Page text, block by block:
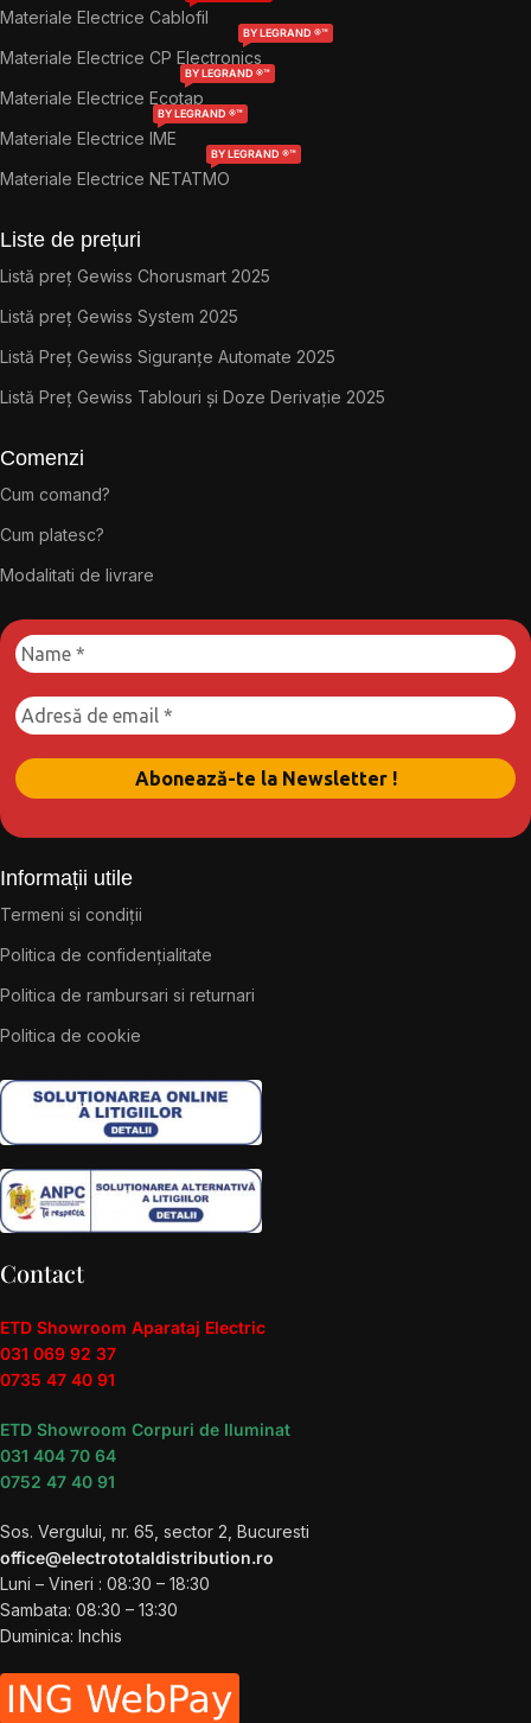
Materiale Electrice Cablofil
Materiale Electrice CP Electronics
BY LEGRAND ®™
Materiale Electrice Ecotap
BY LEGRAND ®™
Materiale Electrice IME
BY LEGRAND ®™
Materiale Electrice NETATMO
BY LEGRAND ®™
Liste de prețuri
Listă preț Gewiss Chorusmart 2025
Listă preț Gewiss System 2025
Listă Preț Gewiss Siguranțe Automate 2025
Listă Preț Gewiss Tablouri și Doze Derivație 2025
Comenzi
Cum comand?
Cum platesc?
Modalitati de livrare
Informații utile
Termeni si condiții
Politica de confidențialitate
Politica de rambursari si returnari
Politica de cookie
Contact
ETD Showroom Aparataj Electric
031 069 92 37
0735 47 40 91
ETD Showroom Corpuri de Iluminat
031 404 70 64
0752 47 40 91
Sos. Vergului, nr. 65, sector 2, Bucuresti
office@electrototaldistribution.ro
Luni – Vineri : 08:30 – 18:30
Sambata: 08:30 – 13:30
Duminica: Inchis